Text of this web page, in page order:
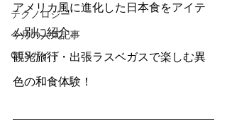
テクノロジー
今月の人気記事
CESガイド
アメリカ風に進化した日本食をアイテ
ム別に紹介。
観光旅行・出張ラスベガスで楽しむ異
色の和食体験！